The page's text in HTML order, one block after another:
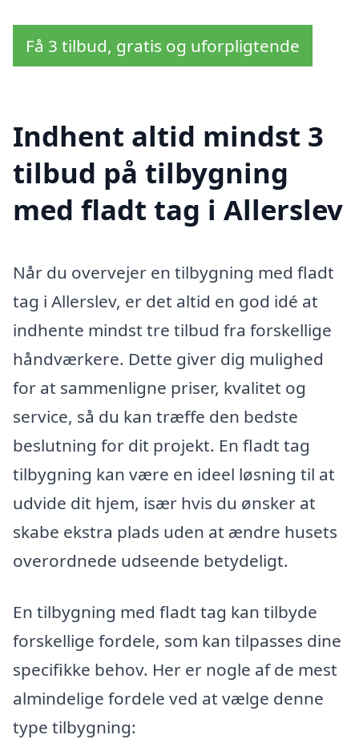
Få 3 tilbud, gratis og uforpligtende
Indhent altid mindst 3
tilbud på tilbygning
med fladt tag i Allerslev
Når du overvejer en tilbygning med fladt
tag i Allerslev, er det altid en god idé at
indhente mindst tre tilbud fra forskellige
håndværkere. Dette giver dig mulighed
for at sammenligne priser, kvalitet og
service, så du kan træffe den bedste
beslutning for dit projekt. En fladt tag
tilbygning kan være en ideel løsning til at
udvide dit hjem, især hvis du ønsker at
skabe ekstra plads uden at ændre husets
overordnede udseende betydeligt.
En tilbygning med fladt tag kan tilbyde
forskellige fordele, som kan tilpasses dine
specifikke behov. Her er nogle af de mest
almindelige fordele ved at vælge denne
type tilbygning: